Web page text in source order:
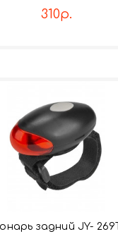
310р.
задний JY- 269Т